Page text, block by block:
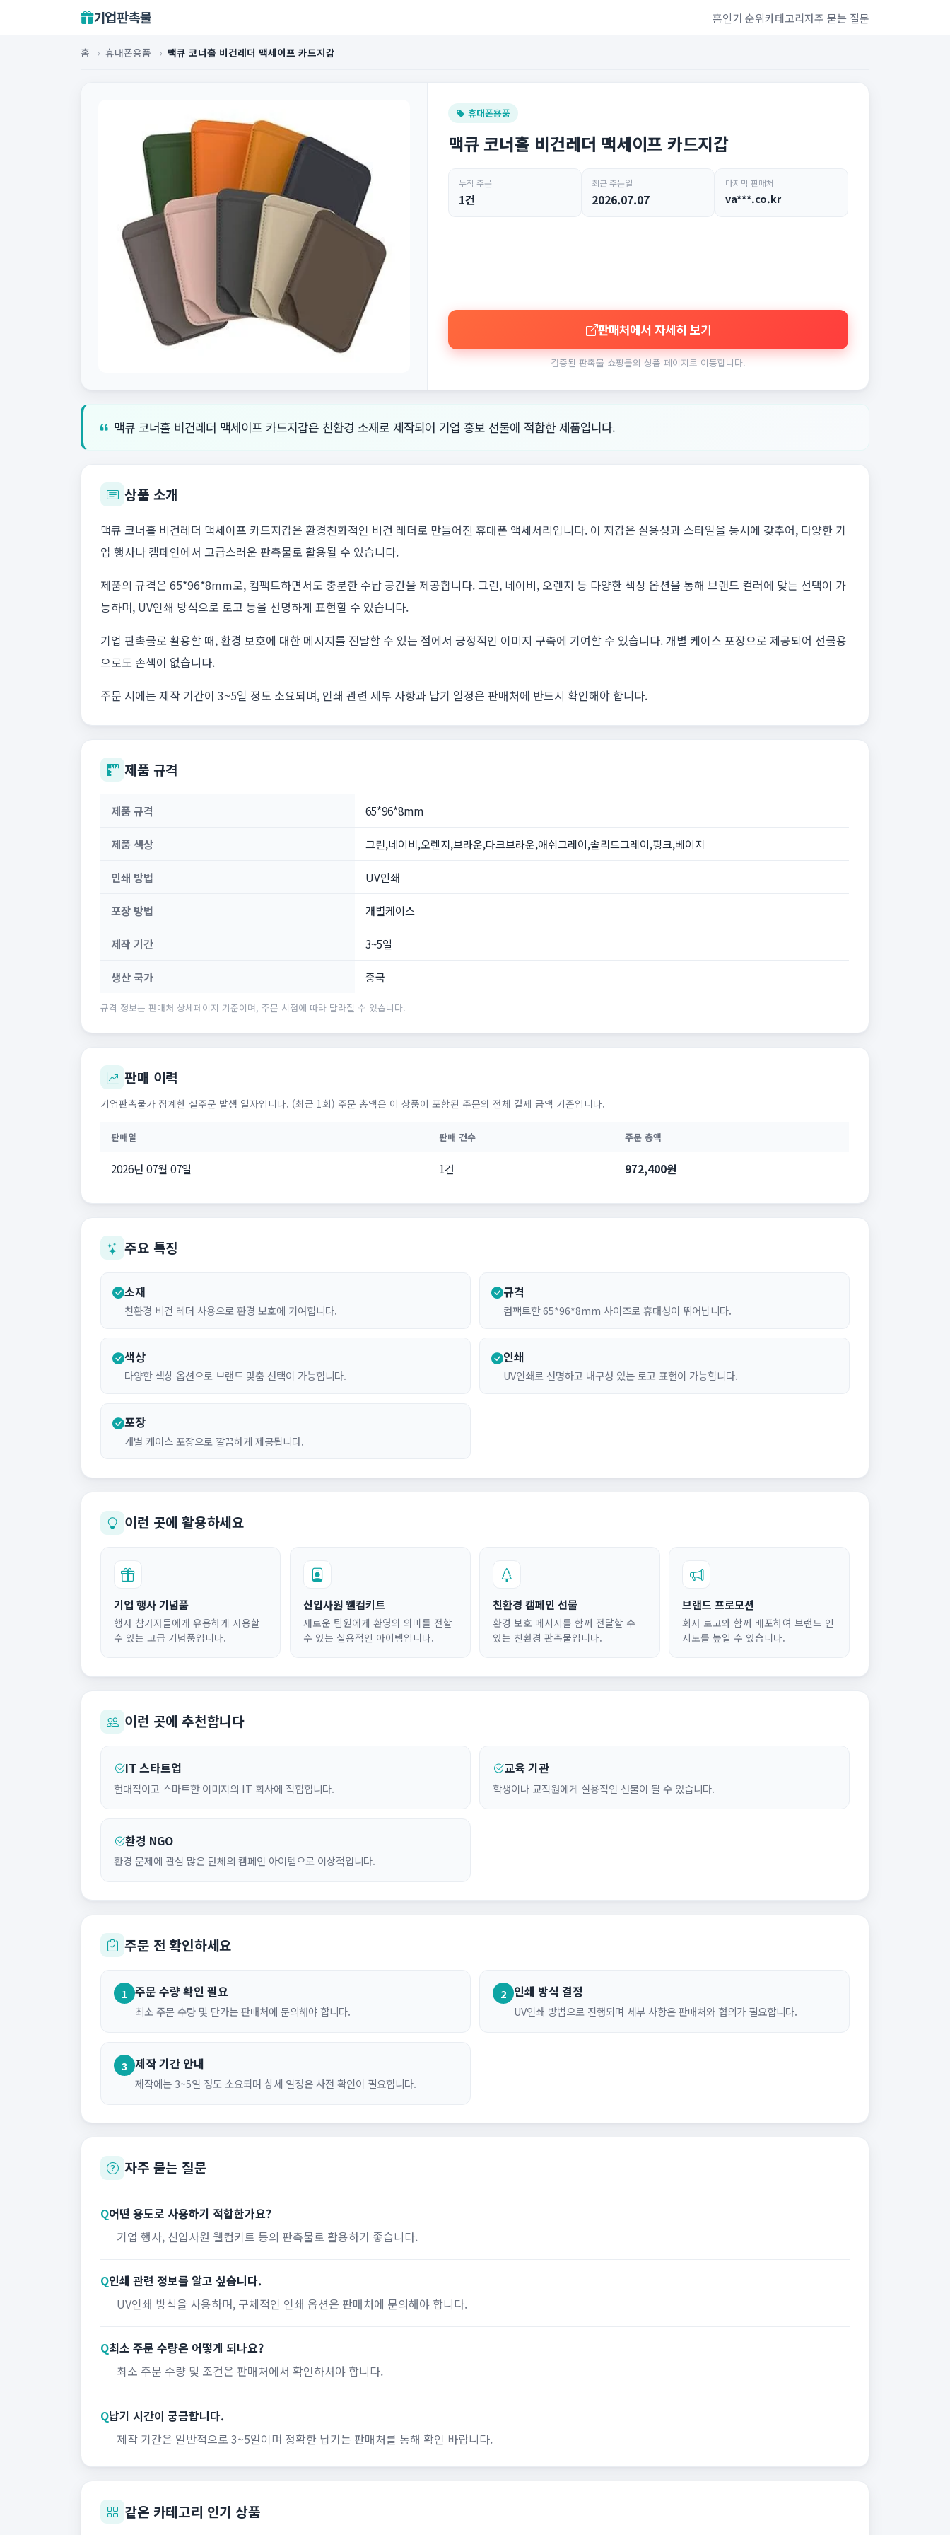
기업판촉물 홈인기 순위카테고리자주 묻는 질문
홈 › 휴대폰용품 › 맥큐 코너홀 비건레더 맥세이프 카드지갑
휴대폰용품
맥큐 코너홀 비건레더 맥세이프 카드지갑
누적 주문
1건
최근 주문일
2026.07.07
마지막 판매처
va***.co.kr
판매처에서 자세히 보기
검증된 판촉물 쇼핑몰의 상품 페이지로 이동합니다.
맥큐 코너홀 비건레더 맥세이프 카드지갑은 친환경 소재로 제작되어 기업 홍보 선물에 적합한 제품입니다.
상품 소개
맥큐 코너홀 비건레더 맥세이프 카드지갑은 환경친화적인 비건 레더로 만들어진 휴대폰 액세서리입니다. 이 지갑은 실용성과 스타일을 동시에 갖추어, 다양한 기
업 행사나 캠페인에서 고급스러운 판촉물로 활용될 수 있습니다.
제품의 규격은 65*96*8mm로, 컴팩트하면서도 충분한 수납 공간을 제공합니다. 그린, 네이비, 오렌지 등 다양한 색상 옵션을 통해 브랜드 컬러에 맞는 선택이 가
능하며, UV인쇄 방식으로 로고 등을 선명하게 표현할 수 있습니다.
기업 판촉물로 활용할 때, 환경 보호에 대한 메시지를 전달할 수 있는 점에서 긍정적인 이미지 구축에 기여할 수 있습니다. 개별 케이스 포장으로 제공되어 선물용
으로도 손색이 없습니다.
주문 시에는 제작 기간이 3~5일 정도 소요되며, 인쇄 관련 세부 사항과 납기 일정은 판매처에 반드시 확인해야 합니다.
제품 규격
제품 규격 65*96*8mm
제품 색상 그린,네이비,오렌지,브라운,다크브라운,애쉬그레이,솔리드그레이,핑크,베이지
인쇄 방법 UV인쇄
포장 방법 개별케이스
제작 기간 3~5일
생산 국가 중국
규격 정보는 판매처 상세페이지 기준이며, 주문 시점에 따라 달라질 수 있습니다.
판매 이력
기업판촉물가 집계한 실주문 발생 일자입니다. (최근 1회) 주문 총액은 이 상품이 포함된 주문의 전체 결제 금액 기준입니다.
판매일 판매 건수 주문 총액
2026년 07월 07일 1건 972,400원
주요 특징
소재
친환경 비건 레더 사용으로 환경 보호에 기여합니다.
규격
컴팩트한 65*96*8mm 사이즈로 휴대성이 뛰어납니다.
색상
다양한 색상 옵션으로 브랜드 맞춤 선택이 가능합니다.
인쇄
UV인쇄로 선명하고 내구성 있는 로고 표현이 가능합니다.
포장
개별 케이스 포장으로 깔끔하게 제공됩니다.
이런 곳에 활용하세요
기업 행사 기념품
행사 참가자들에게 유용하게 사용할
수 있는 고급 기념품입니다.
신입사원 웰컴키트
새로운 팀원에게 환영의 의미를 전할
수 있는 실용적인 아이템입니다.
친환경 캠페인 선물
환경 보호 메시지를 함께 전달할 수
있는 친환경 판촉물입니다.
브랜드 프로모션
회사 로고와 함께 배포하여 브랜드 인
지도를 높일 수 있습니다.
이런 곳에 추천합니다
IT 스타트업
현대적이고 스마트한 이미지의 IT 회사에 적합합니다.
교육 기관
학생이나 교직원에게 실용적인 선물이 될 수 있습니다.
환경 NGO
환경 문제에 관심 많은 단체의 캠페인 아이템으로 이상적입니다.
주문 전 확인하세요
1 주문 수량 확인 필요
최소 주문 수량 및 단가는 판매처에 문의해야 합니다.
2 인쇄 방식 결정
UV인쇄 방법으로 진행되며 세부 사항은 판매처와 협의가 필요합니다.
3 제작 기간 안내
제작에는 3~5일 정도 소요되며 상세 일정은 사전 확인이 필요합니다.
자주 묻는 질문
Q어떤 용도로 사용하기 적합한가요?
기업 행사, 신입사원 웰컴키트 등의 판촉물로 활용하기 좋습니다.
Q인쇄 관련 정보를 알고 싶습니다.
UV인쇄 방식을 사용하며, 구체적인 인쇄 옵션은 판매처에 문의해야 합니다.
Q최소 주문 수량은 어떻게 되나요?
최소 주문 수량 및 조건은 판매처에서 확인하셔야 합니다.
Q납기 시간이 궁금합니다.
제작 기간은 일반적으로 3~5일이며 정확한 납기는 판매처를 통해 확인 바랍니다.
같은 카테고리 인기 상품